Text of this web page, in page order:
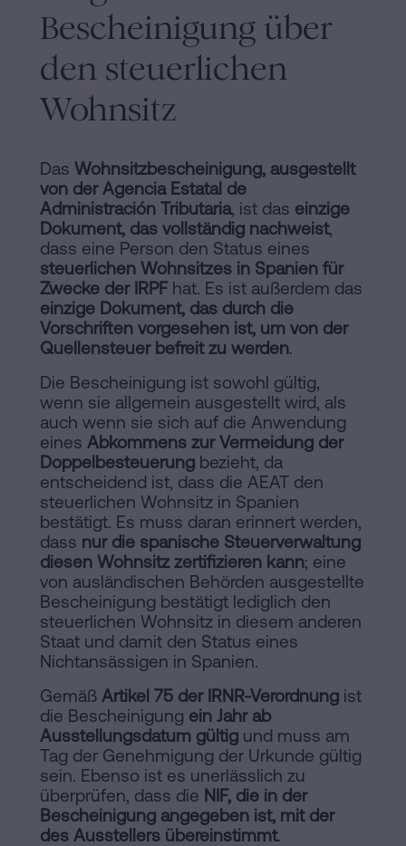
Bescheinigung über
den steuerlichen
Wohnsitz
Das Wohnsitzbescheinigung, ausgestellt
von der Agencia Estatal de
Administración Tributaria, ist das einzige
Dokument, das vollständig nachweist,
dass eine Person den Status eines
steuerlichen Wohnsitzes in Spanien für
Zwecke der IRPFhat. Es ist außerdem das
einzige Dokument, das durch die
Vorschriften vorgesehen ist, um von der
Quellensteuer befreit zu werden.
Die Bescheinigung ist sowohl gültig,
wenn sie allgemein ausgestellt wird, als
auch wenn sie sich auf die Anwendung
eines Abkommens zur Vermeidung der
Doppelbesteuerung bezieht, da
entscheidend ist, dass die AEAT den
steuerlichen Wohnsitz in Spanien
bestätigt. Es muss daran erinnert werden,
dass nur die spanische Steuerverwaltung
diesen Wohnsitz zertifizieren kann; eine
von ausländischen Behörden ausgestellte
Bescheinigung bestätigt lediglich den
steuerlichen Wohnsitz in diesem anderen
Staat und damit den Status eines
Nichtansässigen in Spanien.
Gemäß Artikel 75 der IRNR-Verordnung ist
die Bescheinigung ein Jahr ab
Ausstellungsdatum gültig und muss am
Tag der Genehmigung der Urkunde gültig
sein. Ebenso ist es unerlässlich zu
überprüfen, dass die NIF, die in der
Bescheinigung angegeben ist, mit der
des Ausstellers übereinstimmt.